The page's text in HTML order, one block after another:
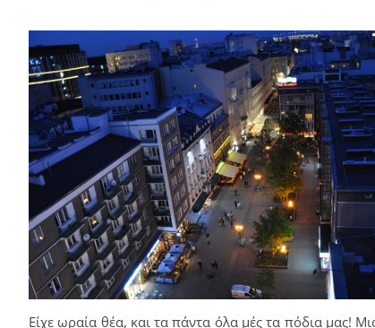
Είχε ωραία θέα, και τα πάντα όλα μές τα πόδια μας!